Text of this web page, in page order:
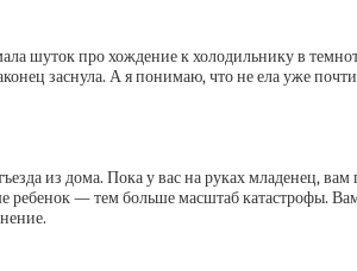
шуток про хождение к холодильнику в
заснула. А я понимаю, что не ела уже
из дома. Пока у вас на руках младенец,
— тем больше масштаб катастрофы.